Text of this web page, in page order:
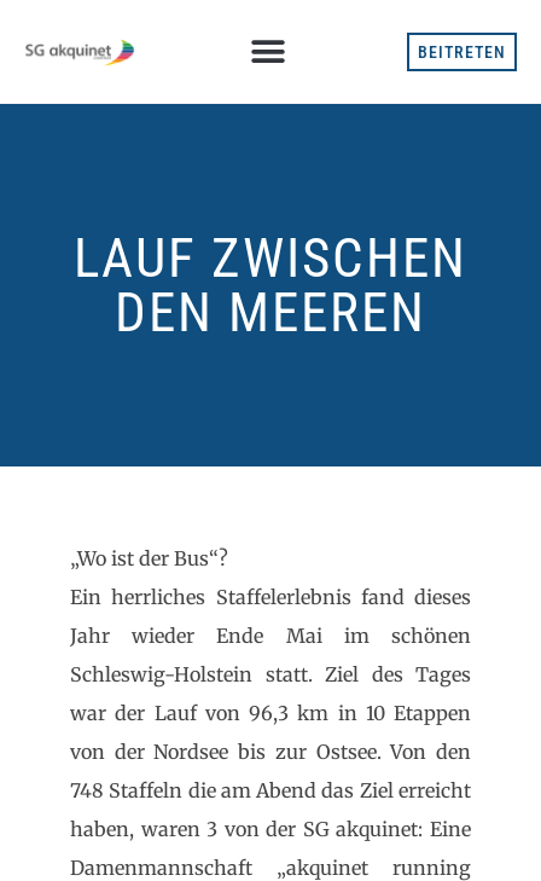
BEITRETEN
LAUF ZWISCHEN
DEN MEEREN
„Wo ist der Bus“?
Ein herrliches Staffelerlebnis fand dieses
Jahr wieder Ende Mai im schönen
Schleswig-Holstein statt. Ziel des Tages
war der Lauf von 96,3 km in 10 Etappen
von der Nordsee bis zur Ostsee.Von den
748 Staffeln die am Abend das Ziel erreicht
haben, waren 3 von der SG akquinet: Eine
Damenmannschaft „akquinet running